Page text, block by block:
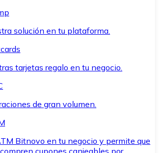
solución en tu plataforma.
tarjetas regalo en tu negocio.
de gran volumen.
Bitnovo en tu negocio y permite que
cupones canjeables por